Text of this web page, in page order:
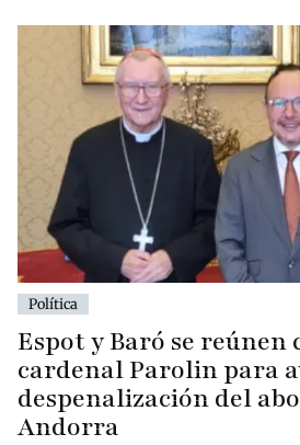
Política
Espot y Baró se reúnen
cardenal Parolin para
despenalización del
Andorra